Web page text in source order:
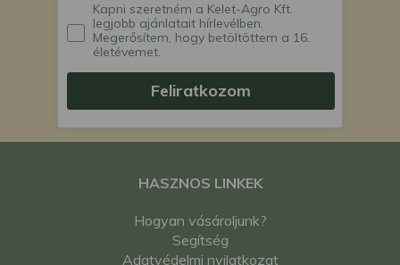
Kapni szeretném a Kelet-Agro Kft.
legjobb ajánlatait hírlevélben.
Megerősítem, hogy betöltöttem a 16.
életévemet.
Feliratkozom
HASZNOS LINKEK
Hogyan vásároljunk?
Segítség
Adatvédelmi nyilatkozat